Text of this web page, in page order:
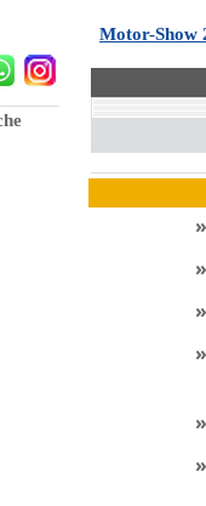
Motor-Show
»
»
»
»
»
»